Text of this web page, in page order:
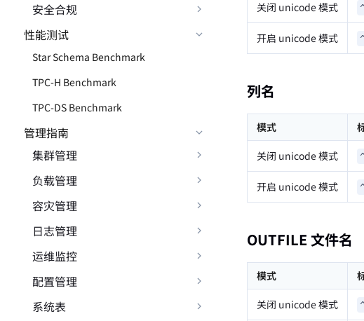
安全合规
性能测试
Star Schema Benchmark
TPC-H Benchmark
TPC-DS Benchmark
管理指南
集群管理
负载管理
容灾管理
日志管理
运维监控
配置管理
系统表
关闭 unicode 模式
开启 unicode 模式
列名
模式
关闭 unicode 模式
开启 unicode 模式
OUTFILE 文件名
模式
关闭 unicode 模式